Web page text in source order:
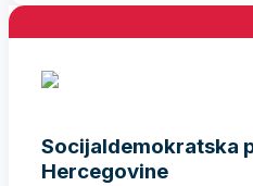
Socijaldemokratska
Hercegovine